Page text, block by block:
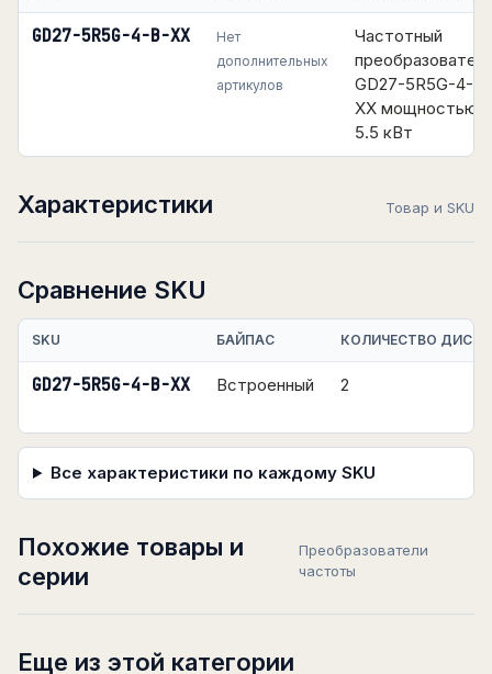
GD27-5R5G-4-B-XX
Нет
дополнительных
артикулов
Частотный
GD27-5R5G-4-B-
XX мощностью
5.5 кВт
Характеристики Товар и SKU
Сравнение SKU
SKU БАЙПАС КОЛИЧЕСТВО
GD27-5R5G-4-B-XX Встроенный 2
Все характеристики по каждому SKU
Похожие товары и
серии
Преобразователи
частоты
Еще из этой категории